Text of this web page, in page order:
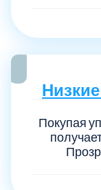
Покупая